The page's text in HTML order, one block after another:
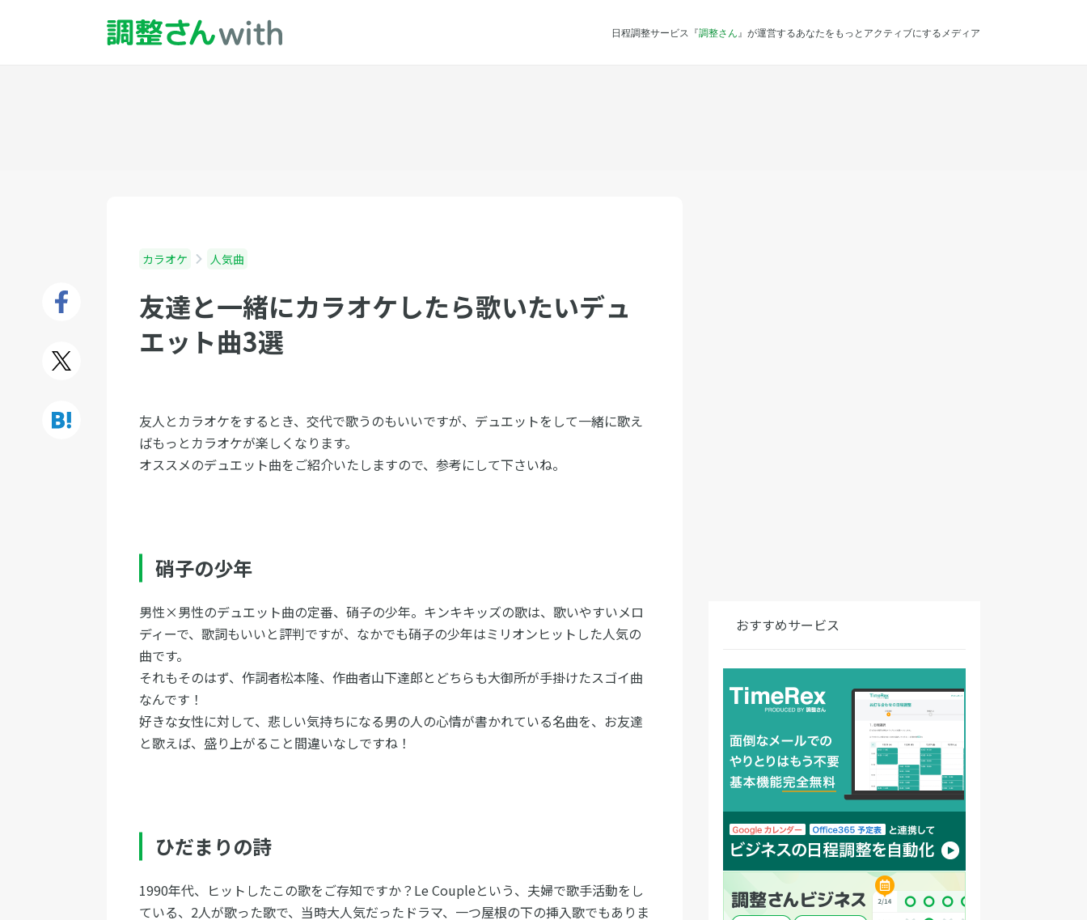
日程調整サービス『調整さん 』が運営するあなたをもっとアクティブにするメディア
カラオケ 人気曲
友達と一緒にカラオケしたら歌いたいデュ
エット曲3選
友人とカラオケをするとき、交代で歌うのもいいですが、デュエットをして一緒に歌え
ばもっとカラオケが楽しくなります。
オススメのデュエット曲をご紹介いたしますので、参考にして下さいね。
硝子の少年
男性×男性のデュエット曲の定番、硝子の少年。キンキキッズの歌は、歌いやすいメロ
ディーで、歌詞もいいと評判ですが、なかでも硝子の少年はミリオンヒットした人気の
曲です。
それもそのはず、作詞者松本隆、作曲者山下達郎とどちらも大御所が手掛けたスゴイ曲
なんです！
好きな女性に対して、悲しい気持ちになる男の人の心情が書かれている名曲を、お友達
と歌えば、盛り上がること間違いなしですね！
ひだまりの詩
1990年代、ヒットしたこの歌をご存知ですか？Le Coupleという、夫婦で歌手活動をし
ている、2人が歌った歌で、当時大人気だったドラマ、一つ屋根の下の挿入歌でもありま
おすすめサービス